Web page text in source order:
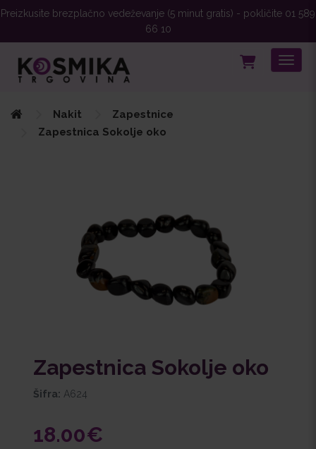
Preizkusite brezplačno vedeževanje (5 minut gratis) - pokličite 01 589
66 10
Nakit
Zapestnice
Zapestnica Sokolje oko
Zapestnica Sokolje oko
Šifra: A624
18.00€